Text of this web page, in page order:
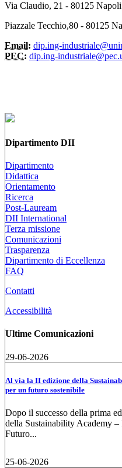
Via Claudio, 21 - 80125
Piazzale Tecchio,80 - 80125
Email: dip.ing-
PEC: dip.ing-
Dipartimento DII
Dipartimento
Didattica
Orientamento
Ricerca
Post-Lauream
DII International
Terza missione
Comunicazioni
Trasparenza
Dipartimento di Eccellenza
FAQ
Contatti
Accessibilità
Ultime Comunicazioni
29-06-2026
Al via la II edizione della
per un futuro sostenibile
Dopo il successo della prima
della Sustainability Academy –
Futuro...
25-06-2026